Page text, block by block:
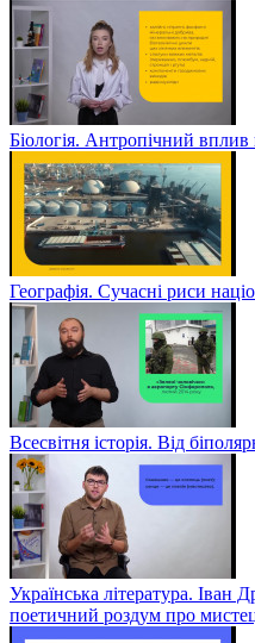
Біологія. Антропічний
Географія. Сучасні риси
Всесвітня історія. Від
Українська література.
поетичний роздум про